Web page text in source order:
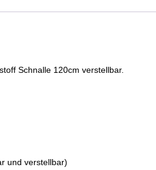
Schnalle 120cm verstellbar.
und verstellbar)